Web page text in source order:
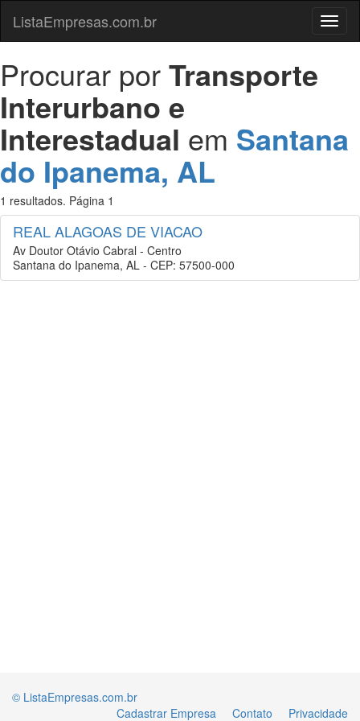
Menu
ListaEmpresas.com.br
Procurar porTransporte
Interurbano e
Interestadual em Santana
do Ipanema, AL
1 resultados. Página 1
REAL ALAGOAS DE VIACAO
Av Doutor Otávio Cabral - Centro
Santana do Ipanema, AL - CEP: 57500-000
© ListaEmpresas.com.br
Cadastrar Empresa
Contato Privacidade